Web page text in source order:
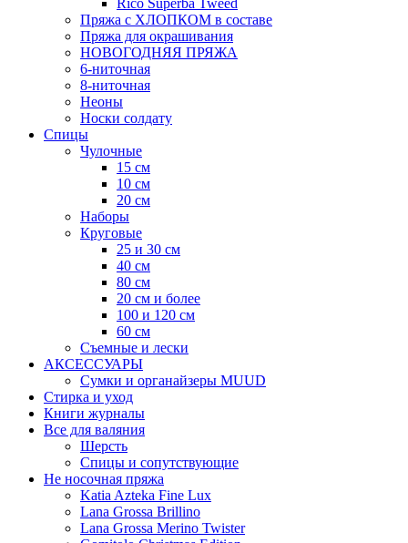
Пряжа с ХЛОПКОМ в составе
Пряжа для окрашивания
НОВОГОДНЯЯ ПРЯЖА
6-ниточная
8-ниточная
Неоны
Носки солдату
Спицы
Чулочные
15 см
10 см
20 см
Наборы
Круговые
25 и 30 см
40 см
80 см
20 см и более
100 и 120 см
60 см
Съемные и лески
АКСЕССУАРЫ
Сумки и органайзеры MUUD
Стирка и уход
Книги журналы
Все для валяния
Шерсть
Спицы и сопутствующие
Не носочная пряжа
Katia Azteka Fine Lux
Lana Grossa Brillino
Lana Grossa Merino Twister